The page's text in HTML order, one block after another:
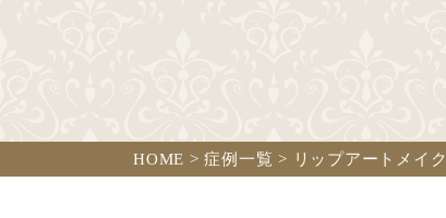
HOME >症例一覧 > リップアートメイク